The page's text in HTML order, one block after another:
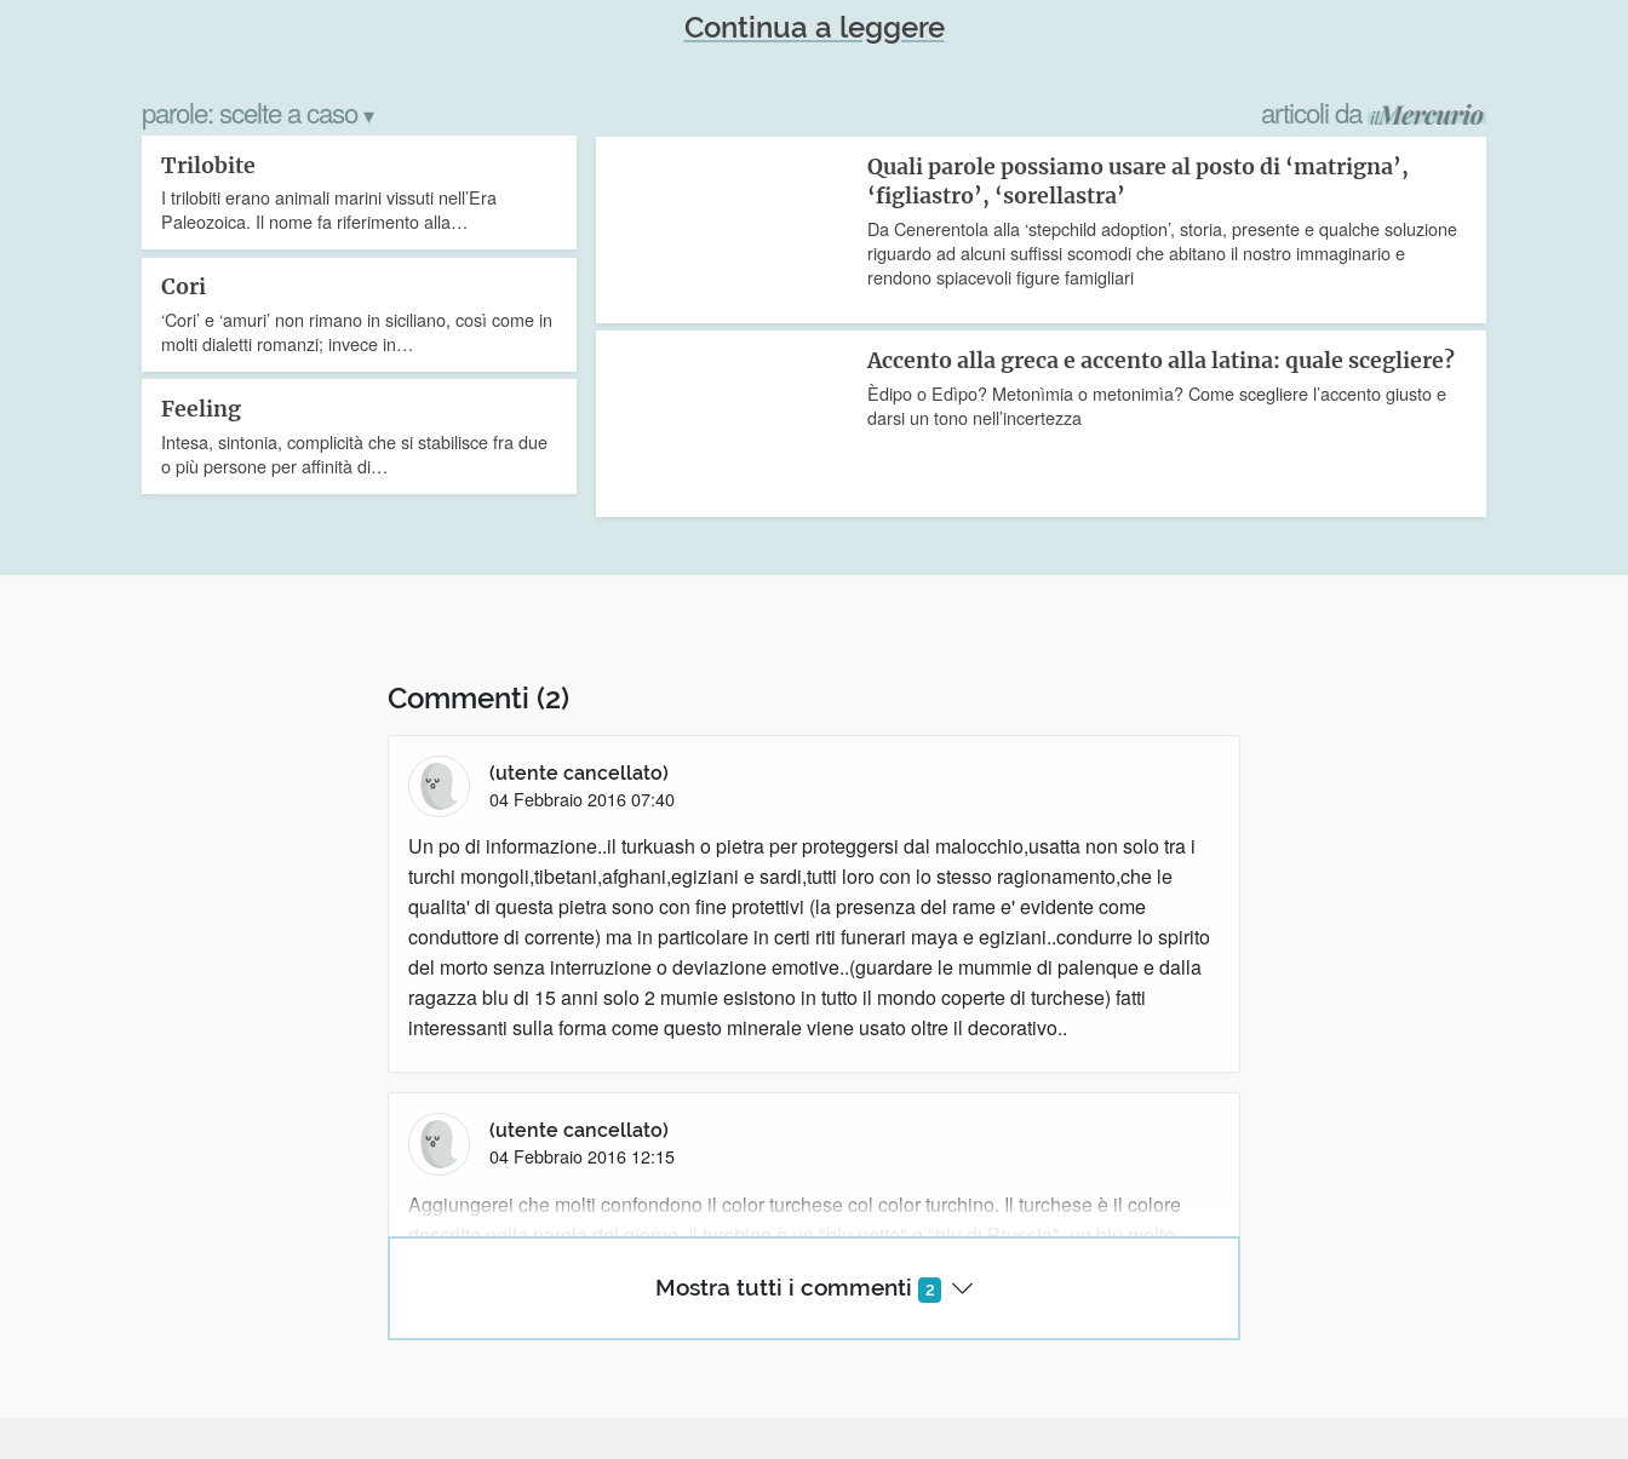
Continua a leggere
parole:scelte a caso▾
Trilobite
I trilobiti erano animali marini vissuti nell’Era
Paleozoica. Il nome fa riferimento alla…
Cori
‘Cori’ e ‘amuri’ non rimano in siciliano, così come in
molti dialetti romanzi; invece in…
Feeling
Intesa, sintonia, complicità che si stabilisce fra due
o più persone per affinità di…
articoli da
Quali parole possiamo usare al posto di ‘matrigna’,
‘figliastro’, ‘sorellastra’
Da Cenerentola alla ‘stepchild adoption’, storia, presente e qualche soluzione
riguardo ad alcuni suffissi scomodi che abitano il nostro immaginario e
rendono spiacevoli figure famigliari
Accento alla greca e accento alla latina: quale scegliere?
Èdipo o Edìpo? Metonìmia o metonimìa? Come scegliere l’accento giusto e
darsi un tono nell’incertezza
Commenti (2)
Mostra tutti i commenti 2
(utente cancellato)
04 Febbraio 2016 07:40
Un po di informazione..il turkuash o pietra per proteggersi dal malocchio,usatta non solo tra i
turchi mongoli,tibetani,afghani,egiziani e sardi,tutti loro con lo stesso ragionamento,che le
qualita' di questa pietra sono con fine protettivi (la presenza del rame e' evidente come
conduttore di corrente) ma in particolare in certi riti funerari maya e egiziani..condurre lo spirito
del morto senza interruzione o deviazione emotive..(guardare le mummie di palenque e dalla
ragazza blu di 15 anni solo 2 mumie esistono in tutto il mondo coperte di turchese) fatti
interessanti sulla forma come questo minerale viene usato oltre il decorativo..
(utente cancellato)
04 Febbraio 2016 12:15
Aggiungerei che molti confondono il color turchese col color turchino. Il turchese è il colore
descritto nella parola del giorno. Il turchino è un "blu notte" o "blu di Prussia", un blu molto
Nel Pinocchio della RAI invece equivocando sul significato della parola turchino ce la